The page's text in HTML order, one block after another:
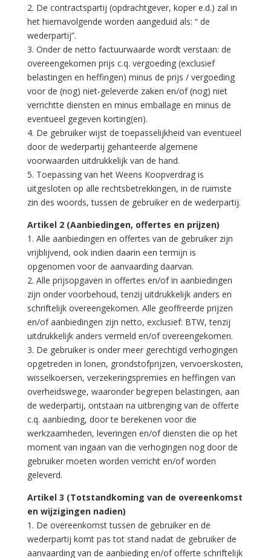
2. De contractspartij (opdrachtgever, koper e.d.) zal in
het hiernavolgende worden aangeduid als: “ de
wederpartij”.
3. Onder de netto factuurwaarde wordt verstaan: de
overeengekomen prijs c.q. vergoeding (exclusief
belastingen en heffingen) minus de prijs / vergoeding
voor de (nog) niet-geleverde zaken en/of (nog) niet
verrichtte diensten en minus emballage en minus de
eventueel gegeven korting(en).
4. De gebruiker wijst de toepasselijkheid van eventueel
door de wederpartij gehanteerde algemene
voorwaarden uitdrukkelijk van de hand.
5. Toepassing van het Weens Koopverdrag is
uitgesloten op alle rechtsbetrekkingen, in de ruimste
zin des woords, tussen de gebruiker en de wederpartij.
Artikel 2 (Aanbiedingen, offertes en prijzen)
1. Alle aanbiedingen en offertes van de gebruiker zijn
vrijblijvend, ook indien daarin een termijn is
opgenomen voor de aanvaarding daarvan.
2. Alle prijsopgaven in offertes en/of in aanbiedingen
zijn onder voorbehoud, tenzij uitdrukkelijk anders en
schriftelijk overeengekomen. Alle geoffreerde prijzen
en/of aanbiedingen zijn netto, exclusief: BTW, tenzij
uitdrukkelijk anders vermeld en/of overeengekomen.
3. De gebruiker is onder meer gerechtigd verhogingen
opgetreden in lonen, grondstofprijzen, vervoerskosten,
wisselkoersen, verzekeringspremies en heffingen van
overheidswege, waaronder begrepen belastingen, aan
de wederpartij, ontstaan na uitbrenging van de offerte
c.q. aanbieding, door te berekenen voor die
werkzaamheden, leveringen en/of diensten die op het
moment van ingaan van die verhogingen nog door de
gebruiker moeten worden verricht en/of worden
geleverd.
Artikel 3 (Totstandkoming van de overeenkomst
en wijzigingen nadien)
1. De overeenkomst tussen de gebruiker en de
wederpartij komt pas tot stand nadat de gebruiker de
aanvaarding van de aanbieding en/of offerte schriftelijk